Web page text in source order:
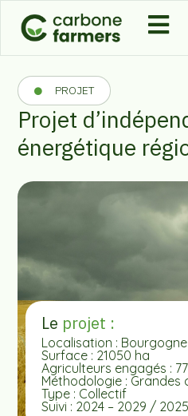
PROJET
Projet
énergétique
Le projet :
Localisation : Bourgogne
Surface : 21050 ha
Agriculteurs engagés : 77
Méthodologie : Grandes
Type : Collectif
Suivi : 2024 – 2029 /